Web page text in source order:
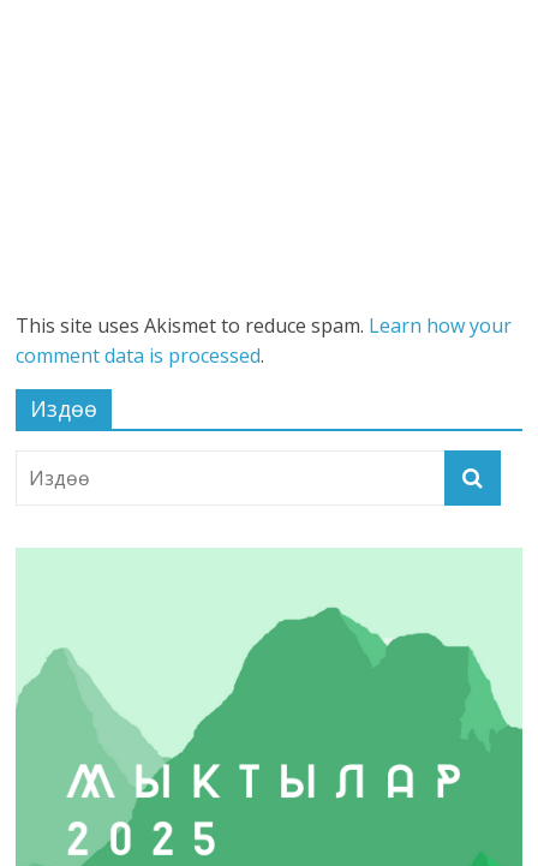
This site uses Akismet to reduce spam. Learn how your
comment data is processed.
Издөө